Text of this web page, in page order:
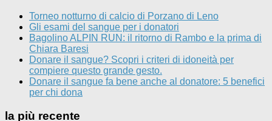
Torneo notturno di calcio di Porzano di Leno
Gli esami del sangue per i donatori
Bagolino ALPIN RUN: il ritorno di Rambo e la prima di
Chiara Baresi
Donare il sangue? Scopri i criteri di idoneità per
compiere questo grande gesto.
Donare il sangue fa bene anche al donatore: 5 benefici
per chi dona
la più recente